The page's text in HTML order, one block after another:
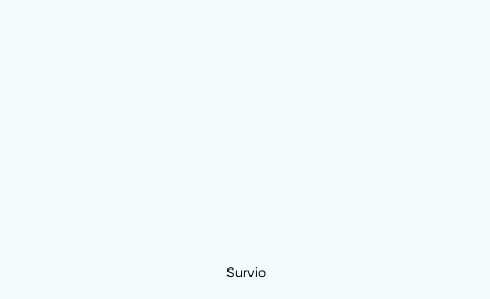
Survio